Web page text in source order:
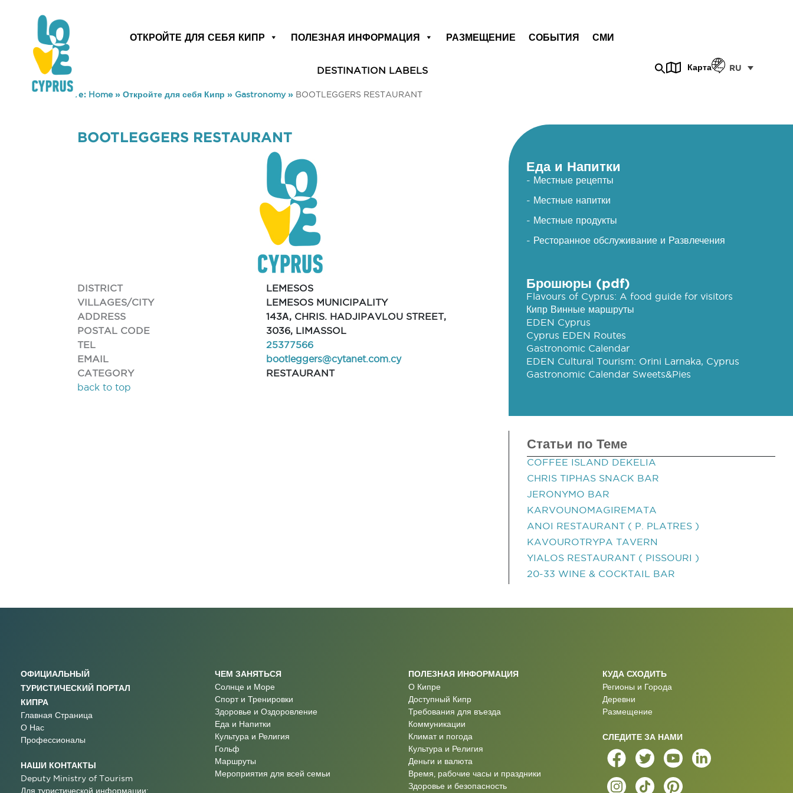
ОТКРОЙТЕ ДЛЯ СЕБЯ КИПР ПОЛЕЗНАЯ ИНФОРМАЦИЯ РАЗМЕЩЕНИЕ СОБЫТИЯ СМИ
DESTINATION LABELS Карта RU
You are here: Home» Откройте для себя Кипр » Gastronomy» BOOTLEGGERS RESTAURANT
BOOTLEGGERS RESTAURANT
DISTRICT
LEMESOS
VILLAGES/CITY
LEMESOS MUNICIPALITY
ADDRESS
143Α, CHRIS. HADJIPAVLOU STREET,
POSTAL CODE
3036, LIMASSOL
TEL
25377566
EMAIL
bootleggers@cytanet.com.cy
CATEGORY
RESTAURANT
back to top
Еда и Напитки
- Местные рецепты
- Местные напитки
- Местные продукты
- Ресторанное обслуживание и Развлечения
Брошюры (pdf)
Flavours of Cyprus: A food guide for visitors
Кипр Винные маршруты
EDEN Cyprus
Cyprus EDEN Routes
Gastronomic Calendar
EDEN Cultural Tourism: Orini Larnaka, Cyprus
Gastronomic Calendar Sweets&Pies
Статьи по Теме
COFFEE ISLAND DEKELIA
CHRIS TIPHAS SNACK BAR
JERONYMO BAR
KARVOUNOMAGIREMATA
ANOI RESTAURANT ( P. PLATRES )
KAVOUROTRYPA TAVERN
YIALOS RESTAURANT ( PISSOURI )
20-33 WINE & COCKTAIL BAR
ОФИЦИАЛЬНЫЙ
ТУРИСТИЧЕСКИЙ ПОРТАЛ
КИПРА
Главная Страница
О Нас
Профессионалы
НАШИ КОНТАКТЫ
Deputy Ministry of Tourism
Для туристической информации:
ЧЕМ ЗАНЯТЬСЯ
Солнце и Море
Спорт и Тренировки
Здоровье и Оздоровление
Еда и Напитки
Культура и Религия
Гольф
Маршруты
Мероприятия для всей семьи
ПОЛЕЗНАЯ ИНФОРМАЦИЯ
О Кипре
Доступный Кипр
Требования для въезда
Коммуникации
Климат и погода
Культура и Религия
Деньги и валюта
Время, рабочие часы и праздники
Здоровье и безопасность
КУДА СХОДИТЬ
Регионы и Города
Деревни
Размещение
СЛЕДИТЕ ЗА НАМИ